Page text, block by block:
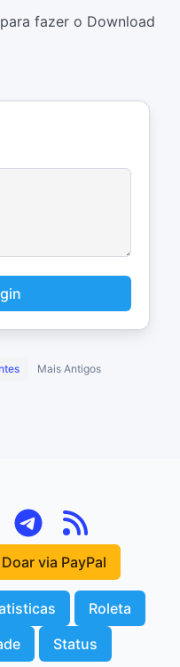
para fazer o Download
Mais Antigos
Doar via PayPal
Roleta
Status